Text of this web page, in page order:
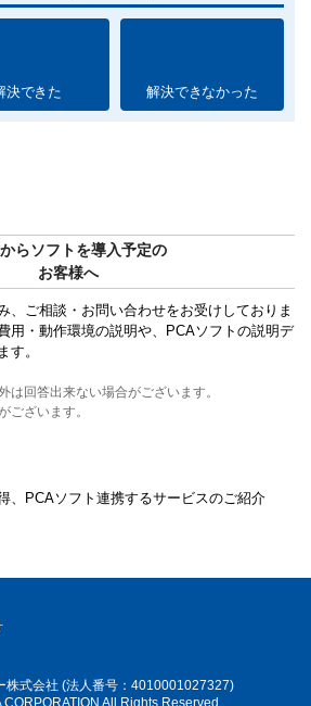
決できた 解決できなかった
らソフトを導入予定の
お客様へ
、ご相談・お問い合わせをお受けしておりま
用・動作環境の説明や、PCAソフトの説明デ
す。
回答出来ない場合がございます。
ございます。
、PCAソフト連携するサービスのご紹介
株式会社 (法人番号：4010001027327)
All Rights Reserved.